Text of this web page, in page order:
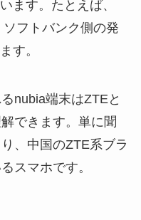
ます。たとえば、
フトバンク側の発
す。
nubia端末はZTEと
できます。単に聞
、中国のZTE系ブラ
スマホです。